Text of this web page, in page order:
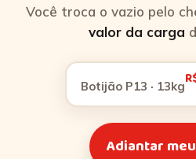
Você troca o vazio pelo
valor da carga
Botijão P13 · 13kg
Adiantar